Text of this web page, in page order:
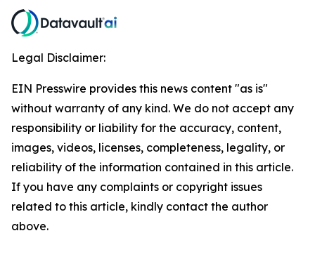
Legal Disclaimer:
EIN Presswire provides this news content "as is"
without warranty of any kind. We do not accept any
responsibility or liability for the accuracy, content,
images, videos, licenses, completeness, legality, or
reliability of the information contained in this article.
If you have any complaints or copyright issues
related to this article, kindly contact the author
above.